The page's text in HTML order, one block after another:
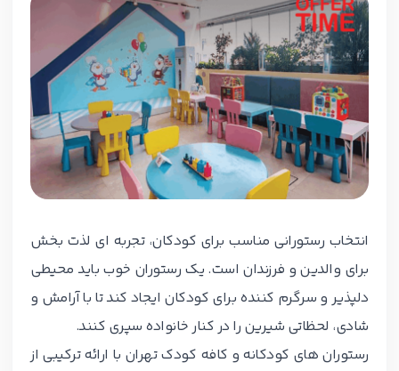
انتخاب رستورانی مناسب برای کودکان، تجربه ای لذت بخش
برای والدین و فرزندان است. یک رستوران خوب باید محیطی
دلپذیر و سرگرم کننده برای کودکان ایجاد کند تا با آرامش و
شادی، لحظاتی شیرین را در کنار خانواده سپری کنند.
رستوران های کودکانه و کافه کودک تهران با ارائه ترکیبی از